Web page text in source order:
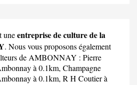
uneentreprise de culture de la
. Nous vous proposons également
de AMBONNAY : Pierre
à 0.1km, Champagne
à 0.1km, R H Coutierà